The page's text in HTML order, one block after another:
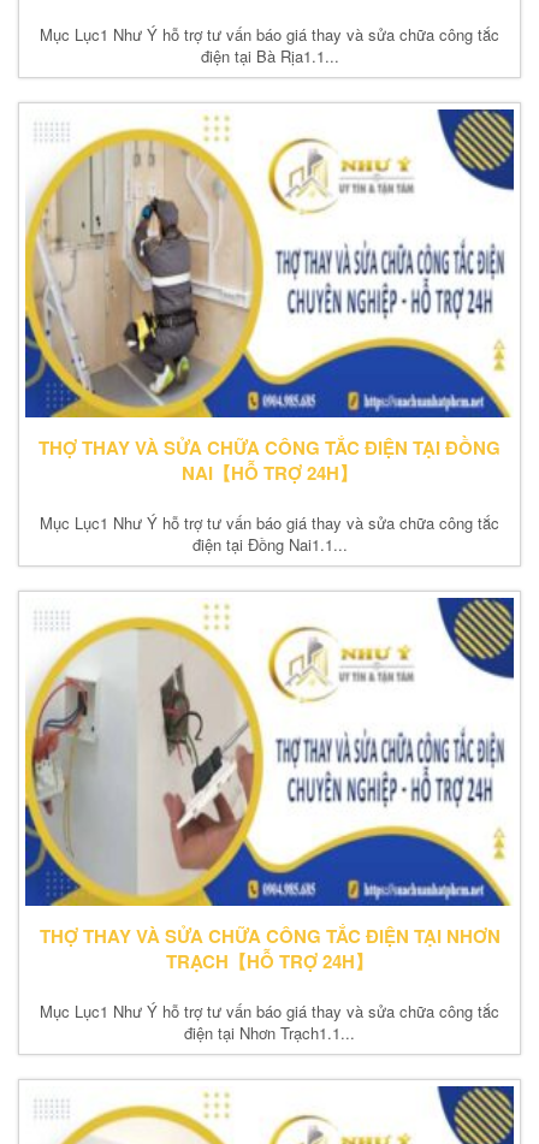
Mục Lục1 Như Ý hỗ trợ tư vấn báo giá thay và sửa chữa công tắc
điện tại Bà Rịa1.1...
THỢ THAY VÀ SỬA CHỮA CÔNG TẮC ĐIỆN TẠI ĐỒNG
NAI【HỖ TRỢ 24H】
Mục Lục1 Như Ý hỗ trợ tư vấn báo giá thay và sửa chữa công tắc
điện tại Đồng Nai1.1...
THỢ THAY VÀ SỬA CHỮA CÔNG TẮC ĐIỆN TẠI NHƠN
TRẠCH【HỖ TRỢ 24H】
Mục Lục1 Như Ý hỗ trợ tư vấn báo giá thay và sửa chữa công tắc
điện tại Nhơn Trạch1.1...